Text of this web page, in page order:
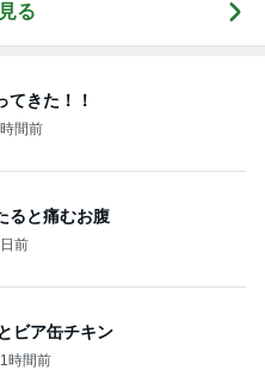
る
てきた！！
間前
ると痛むお腹
前
ビア缶チキン
時間前